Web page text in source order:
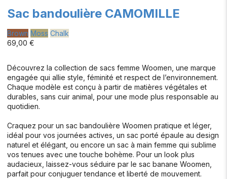
Sac bandoulière CAMOMILLE
Brown Moss Chalk
69,00 €
Découvrez la collection de sacs femme Woomen, une marque
engagée qui allie style, féminité et respect de l’environnement.
Chaque modèle est conçu à partir de matières végétales et
durables, sans cuir animal, pour une mode plus responsable au
quotidien.
Craquez pour un sac bandoulière Woomen pratique et léger,
idéal pour vos journées actives, un sac porté épaule au design
naturel et élégant, ou encore un sac à main femme qui sublime
vos tenues avec une touche bohème. Pour un look plus
audacieux, laissez-vous séduire par le sac banane Woomen,
parfait pour conjuguer tendance et liberté de mouvement.